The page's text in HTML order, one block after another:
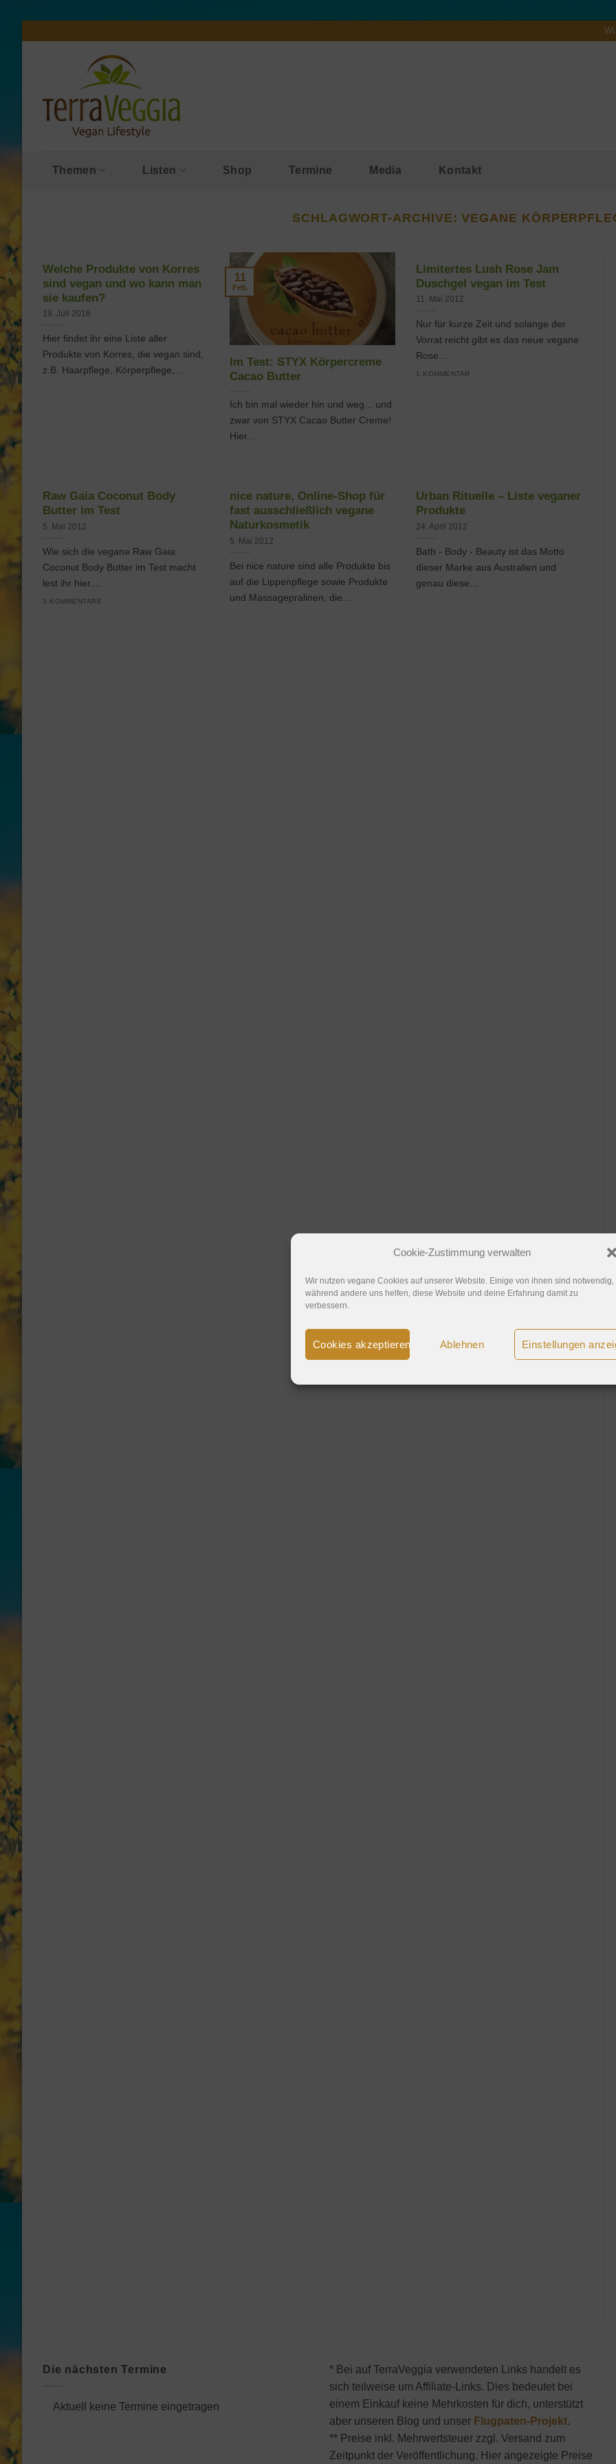
Cookie-Zustimmung verwalten
Wir nutzen vegane Cookies auf unserer Website. Einige von ihnen sind notwendig,
während andere uns helfen, diese Website und deine Erfahrung damit zu
verbessern.
Cookies akzeptieren Ablehnen Einstellungen
Themen Listen Shop Termine Media Kontakt
SCHLAGWORT-ARCHIVE:VEGANE
Welche Produkte von Korres
sind vegan und wo kann man
sie kaufen?
19. Juli 2016
Hier findet ihr eine Liste aller
Produkte von Korres, die vegan sind,
z.B. Haarpflege, Körperpflege,...
Im Test: STYX Körpercreme
Cacao Butter
Ich bin mal wieder hin und weg... und
zwar von STYX Cacao Butter Creme!
Hier...
11
Feb.
Limitertes Lush Rose Jam
Duschgel vegan im Test
11. Mai 2012
Nur für kurze Zeit und solange der
Vorrat reicht gibt es das neue vegane
Rose...
1 KOMMENTAR
Raw Gaia Coconut Body
Butter im Test
5. Mai 2012
Wie sich die vegane Raw Gaia
Coconut Body Butter im Test macht
lest ihr hier....
3 KOMMENTARE
nice nature, Online-Shop für
fast ausschließlich vegane
Naturkosmetik
5. Mai 2012
Bei nice nature sind alle Produkte bis
auf die Lippenpflege sowie Produkte
und Massagepralinen, die...
Urban Rituelle – Liste veganer
Produkte
24. April 2012
Bath - Body - Beauty ist das Motto
dieser Marke aus Australien und
genau diese...
Die nächsten Termine
Aktuell keine Termine eingetragen
* Bei auf TerraVeggia verwendeten Links handelt es
sich teilweise um Affiliate-Links. Dies bedeutet bei
einem Einkauf keine Mehrkosten für dich, unterstützt
aber unseren Blog und unser Flugpaten-Projekt.
** Preise inkl. Mehrwertsteuer zzgl. Versand zum
Zeitpunkt der Veröffentlichung. Hier angezeigte Preise